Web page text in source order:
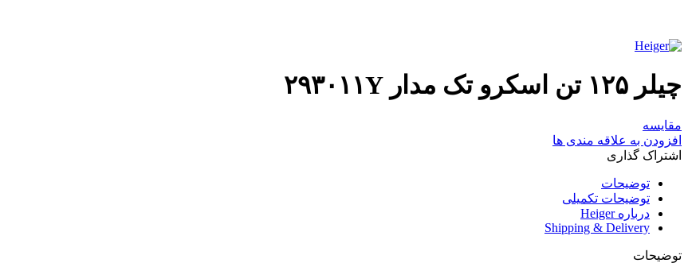
چیلر ۱۲۵ تن اسکرو تک مدار ۲۹۳۰۱۱Y
مقایسه
افزودن به علاقه مندی ها
اشتراک گذاری
توضیحات
توضیحات تکمیلی
درباره Heiger
Shipping & Delivery
توضیحات